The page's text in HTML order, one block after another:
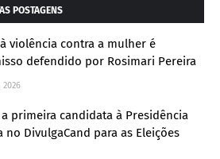
POSTAGENS
violência contra a mulher é
defendido por Rosimari Pereira
2026
a primeira candidata à Presidência
no DivulgaCand para as Eleições